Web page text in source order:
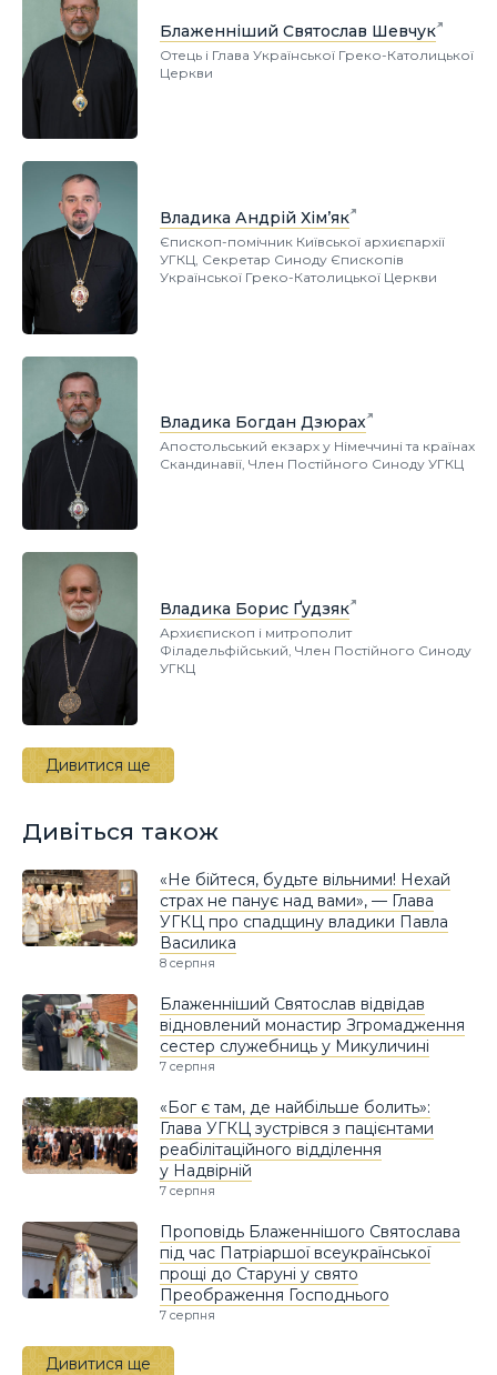
Блаженніший Святослав Шевчук
Отець і Глава Української Греко-Католицької
Церкви
Владика Андрій Хім’як
Єпископ-помічник Київської архиєпархії
УГКЦ, Секретар Синоду Єпископів
Української Греко-Католицької Церкви
Владика Богдан Дзюрах
Апостольський екзарх у Німеччині та країнах
Скандинавії, Член Постійного Синоду УГКЦ
Владика Борис Ґудзяк
Архиєпископ і митрополит
Філадельфійський, Член Постійного Синоду
УГКЦ
Дивитися ще
Дивіться також
«Не бійтеся, будьте вільними! Нехай
страх не панує над вами», — Глава
УГКЦ про спадщину владики Павла
Василика
8 серпня
Блаженніший Святослав відвідав
відновлений монастир Згромадження
сестер служебниць у Микуличині
7 серпня
«Бог є там, де найбільше болить»:
Глава УГКЦ зустрівся з пацієнтами
реабілітаційного відділення
у Надвірній
7 серпня
Проповідь Блаженнішого Святослава
під час Патріаршої всеукраїнської
прощі до Старуні у свято
Преображення Господнього
7 серпня
Дивитися ще